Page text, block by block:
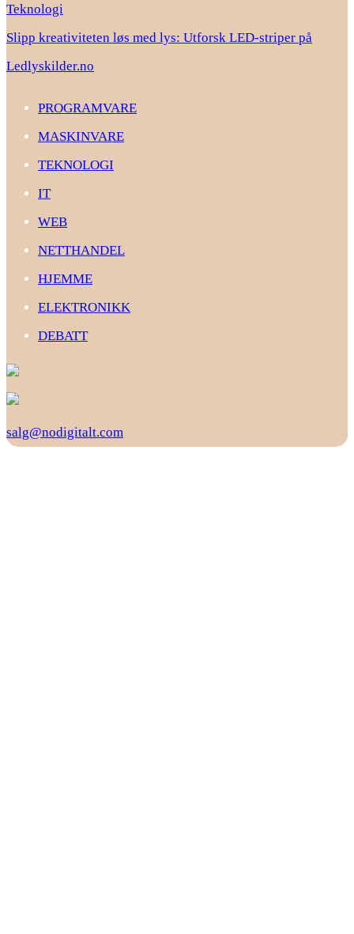
Teknologi
Slipp kreativiteten løs med lys: Utforsk LED-striper på
Ledlyskilder.no
PROGRAMVARE
MASKINVARE
TEKNOLOGI
IT
WEB
NETTHANDEL
HJEMME
ELEKTRONIKK
DEBATT
salg@nodigitalt.com